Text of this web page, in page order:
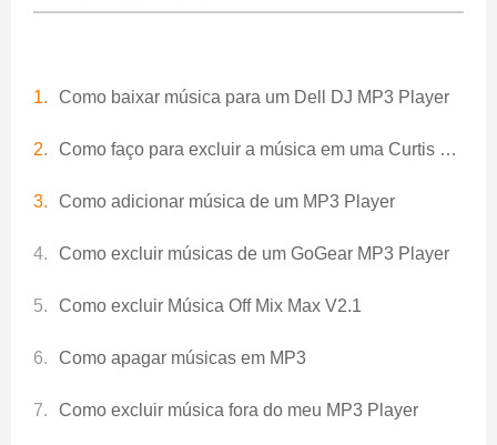
Como baixar música para um Dell DJ MP3 Player
Como faço para excluir a música em uma Curtis MP3 Player
Como adicionar música de um MP3 Player
Como excluir músicas de um GoGear MP3 Player
Como excluir Música Off Mix Max V2.1
Como apagar músicas em MP3
Como excluir música fora do meu MP3 Player